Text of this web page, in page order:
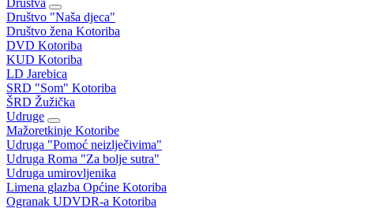
Društva
Društvo "Naša djeca"
Društvo žena Kotoriba
DVD Kotoriba
KUD Kotoriba
LD Jarebica
SRD "Som" Kotoriba
ŠRD Žužička
Udruge
Mažoretkinje Kotoribe
Udruga "Pomoć neizlječivima"
Udruga Roma "Za bolje sutra"
Udruga umirovljenika
Limena glazba Općine Kotoriba
Ogranak UDVDR-a Kotoriba